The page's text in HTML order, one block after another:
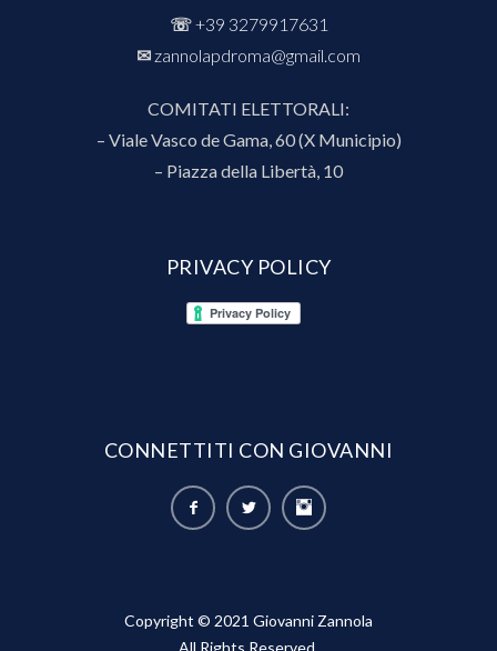
☏+39 3279917631
✉︎ zannolapdroma@gmail.com
COMITATI ELETTORALI:
– Viale Vasco de Gama, 60 (X Municipio)
– Piazza della Libertà, 10
PRIVACY POLICY
CONNETTITI CON GIOVANNI
Copyright © 2021 Giovanni Zannola
All Rights Reserved.